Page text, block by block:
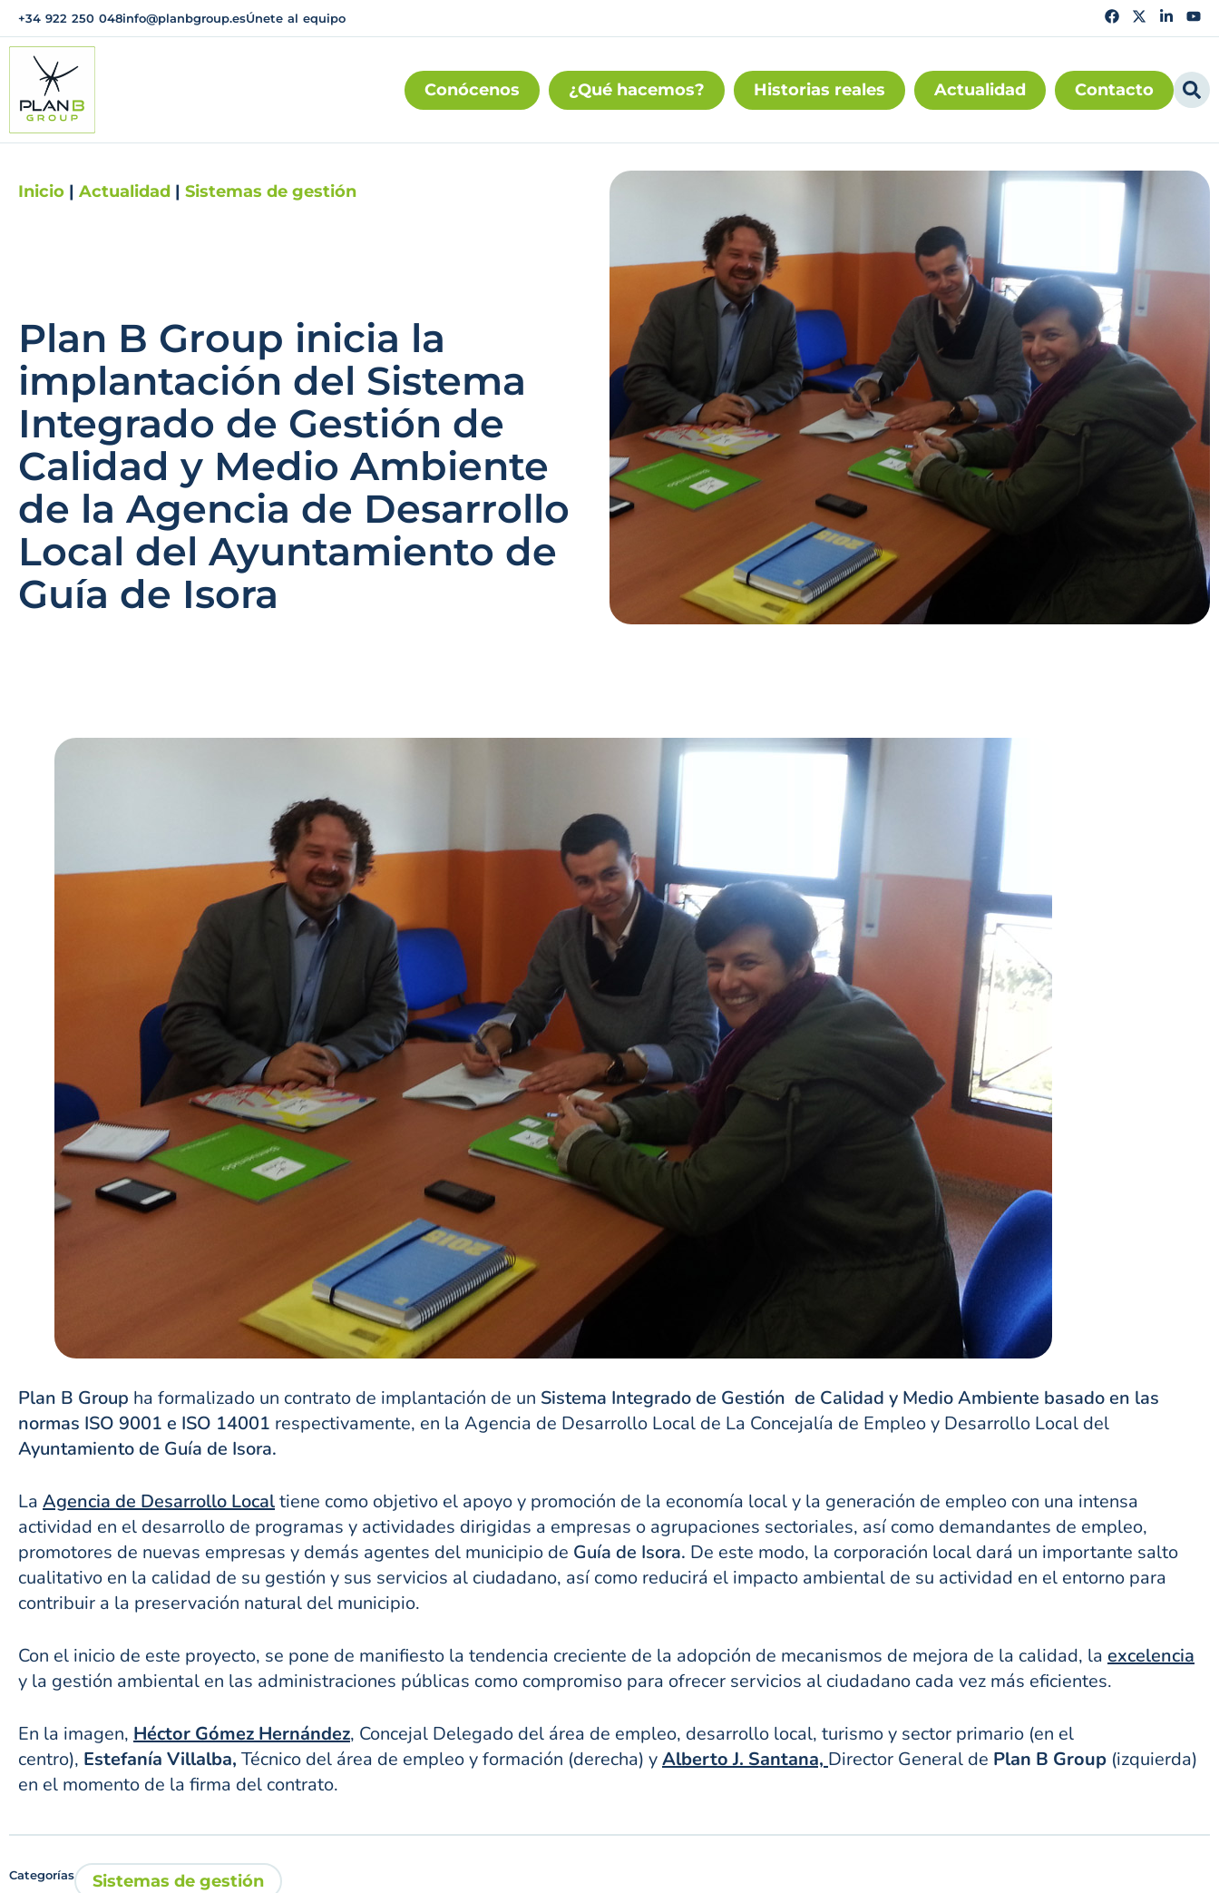
+34 922 250 048info@planbgroup.esÚnete al equipo
Conócenos ¿Qué hacemos? Historias reales Actualidad Contacto
Inicio | Actualidad | Sistemas de gestión
Plan B Group inicia la
implantación del Sistema
Integrado de Gestión de
Calidad y Medio Ambiente
de la Agencia de Desarrollo
Local del Ayuntamiento de
Guía de Isora
Plan B Group ha formalizado un contrato de implantación de un Sistema Integrado de Gestión de Calidad y Medio Ambiente basado en las
normas ISO 9001 e ISO 14001 respectivamente, en la Agencia de Desarrollo Local de La Concejalía de Empleo y Desarrollo Local del
Ayuntamiento de Guía de Isora.
La Agencia de Desarrollo Localtiene como objetivo el apoyo y promoción de la economía local y la generación de empleo con una intensa
actividad en el desarrollo de programas y actividades dirigidas a empresas o agrupaciones sectoriales, así como demandantes de empleo,
promotores de nuevas empresas y demás agentes del municipio de Guía de Isora. De este modo, la corporación local dará un importante salto
cualitativo en la calidad de su gestión y sus servicios al ciudadano, así como reducirá el impacto ambiental de su actividad en el entorno para
contribuir a la preservación natural del municipio.
Con el inicio de este proyecto, se pone de manifiesto la tendencia creciente de la adopción de mecanismos de mejora de la calidad, la excelencia
y la gestión ambiental en las administraciones públicas como compromiso para ofrecer servicios al ciudadano cada vez más eficientes.
En la imagen, Héctor Gómez Hernández, Concejal Delegado del área de empleo, desarrollo local, turismo y sector primario (en el
centro), Estefanía Villalba, Técnico del área de empleo y formación (derecha) yAlberto J. Santana, Director General de Plan B Group (izquierda)
en el momento de la firma del contrato.
Categorías Sistemas de gestión